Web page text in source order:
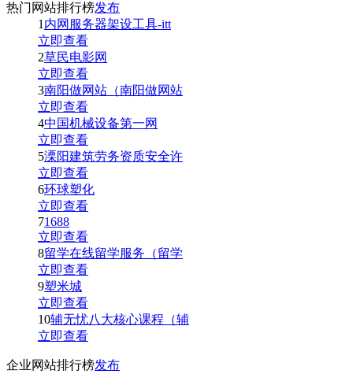
热门网站排行榜发布
1 内网服务器架设工具-itt
立即查看
2草民电影网
立即查看
3南阳做网站（南阳做网站
立即查看
4中国机械设备第一网
立即查看
5溧阳建筑劳务资质安全许
立即查看
6环球塑化
立即查看
71688
立即查看
8留学在线留学服务（留学
立即查看
9塑米城
立即查看
10辅无忧八大核心课程（辅
立即查看
企业网站排行榜发布